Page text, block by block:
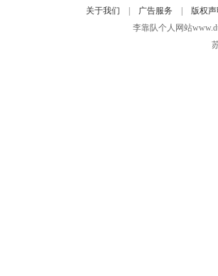
关于我们 广告服务
版权声
李靠队个人网站